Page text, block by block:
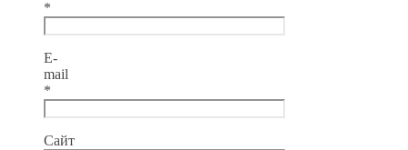
*
E-
mail
*
Сайт